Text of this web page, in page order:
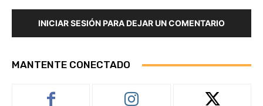
INICIAR SESIÓN PARA DEJAR UN COMENTARIO
MANTENTE CONECTADO